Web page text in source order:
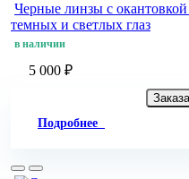
Черные линзы c
темных и светлых глаз
в наличии
5 000 ₽
Подробнее